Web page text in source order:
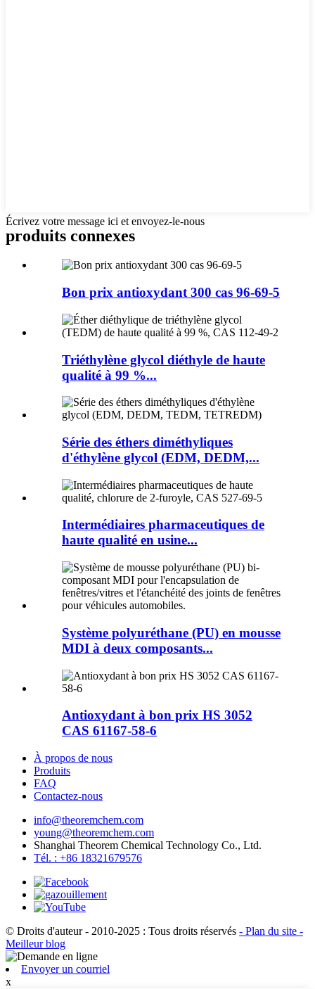
Écrivez votre message ici et envoyez-le-nous
produits connexes
Bon prix antioxydant 300 cas 96-69-5
Triéthylène glycol diéthyle de haute
qualité à 99 %...
Série des éthers diméthyliques
d'éthylène glycol (EDM, DEDM,...
Intermédiaires pharmaceutiques de
haute qualité en usine...
Système polyuréthane (PU) en mousse
MDI à deux composants...
Antioxydant à bon prix HS 3052
CAS 61167-58-6
À propos de nous
Produits
FAQ
Contactez-nous
info@theoremchem.com
young@theoremchem.com
Shanghai Theorem Chemical Technology Co., Ltd.
Tél. : +86 18321679576
© Droits d'auteur - 2010-2025 : Tous droits réservés - Plan du site -
Meilleur blog
Envoyer un courriel
x